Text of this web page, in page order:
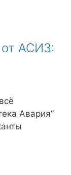
АСИЗ:
Авария”